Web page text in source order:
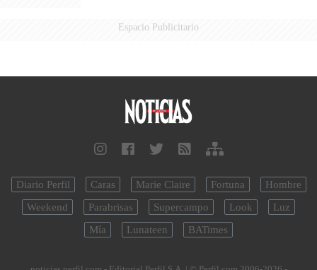
Espacio Publicitario
Diario Perfil Caras Marie Claire Fortuna
Hombre
Weekend
Parabrisas Supercampo Look
Luz
Mía
Lunateen BATimes